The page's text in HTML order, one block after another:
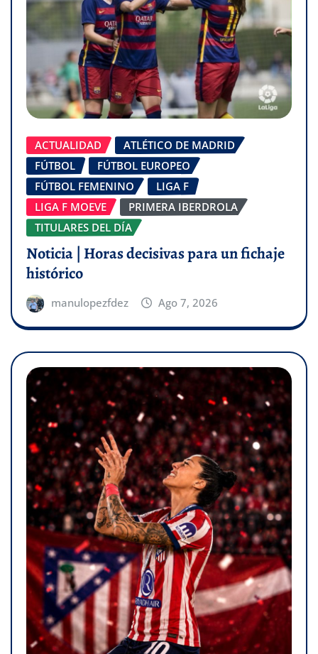
ACTUALIDAD
ATLÉTICO DE MADRID
FÚTBOL
FÚTBOL EUROPEO
FÚTBOL FEMENINO
LIGA F
LIGA F MOEVE
PRIMERA IBERDROLA
TITULARES DEL DÍA
Noticia | Horas decisivas para un fichaje
histórico
manulopezfdez Ago 7, 2026